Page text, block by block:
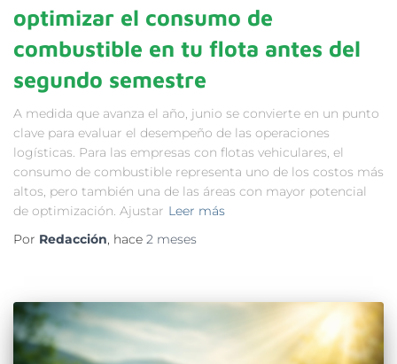
optimizar el consumo de
combustible en tu flota antes del
segundo semestre
A medida que avanza el año, junio se convierte en un punto
clave para evaluar el desempeño de las operaciones
logísticas. Para las empresas con flotas vehiculares, el
consumo de combustible representa uno de los costos más
altos, pero también una de las áreas con mayor potencial
de optimización. Ajustar Leer más
Por Redacción, hace 2 meses